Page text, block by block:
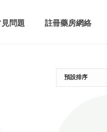
問題 註冊藥房網絡